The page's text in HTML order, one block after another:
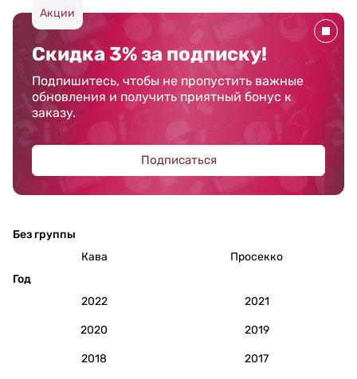
Акции
Скидка 3% за подписку!
Подпишитесь, чтобы не пропустить важные
обновления и получить приятный бонус к
заказу.
Подписаться
Без группы
Кава
Просекко
Год
2022
2021
2020 2019
2018 2017